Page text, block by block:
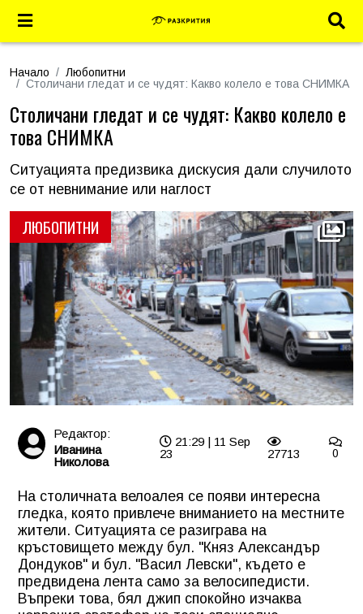
Начало
Любопитни
Столичани гледат и се чудят: Какво колело е това СНИМКА
ЛЮБОПИТНИ
Столичани гледат и се чудят: Какво колело е
това СНИМКА
Ситуацията предизвика дискусия дали случилото
се от невнимание или наглост
Редактор:
Иванина
Николова
21:29 | 11 Sep
23
27713 0
На столичната велоалея се появи интересна
гледка, която привлече вниманието на местните
жители. Ситуацията се разиграва на
кръстовището между бул. "Княз Александър
Дондуков" и бул. "Васил Левски", където е
предвидена лента само за велосипедисти.
Въпреки това, бял джип спокойно изчаква